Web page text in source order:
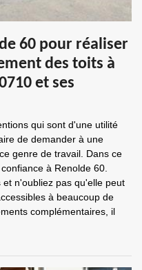
60 pour réaliser
des toits à
et ses
qui sont d'une utilité
de demander à une
genre de travail. Dans ce
à Renolde 60.
n'oubliez pas qu'elle peut
à beaucoup de
complémentaires, il